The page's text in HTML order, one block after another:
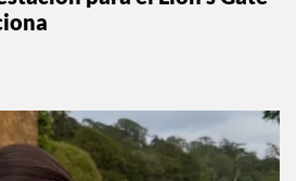
para el Lion’s Gate